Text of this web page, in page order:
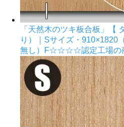
「天然木のツキ板合板」【
り）｜Sサイズ・910×1820
無し）F☆☆☆☆認定工場の